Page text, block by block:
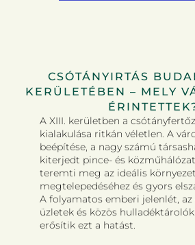
CSÓTÁNYIRTÁS
KERÜLETÉBEN – MELY
A XIII. kerületben a
kialakulása ritkán véletlen. A
beépítése, a nagy számú
kiterjedt pince- és
teremti meg az ideális
megtelepedéséhez és gyors
A folyamatos emberi jelenlét,
üzletek és közös
erősítik ezt a hatást.